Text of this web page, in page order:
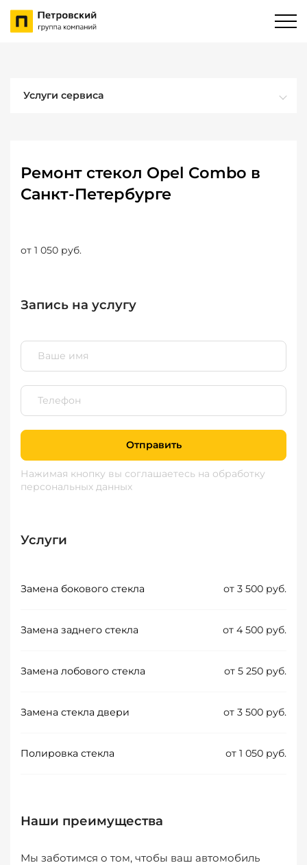
Услуги сервиса
Ремонт стекол Opel Combo в
Санкт-Петербурге
от 1 050 руб.
Запись на услугу
Отправить
Нажимая кнопку вы соглашаетесь на обработку
персональных данных
Услуги
Замена бокового стекла от 3 500 руб.
Замена заднего стекла от 4 500 руб.
Замена лобового стекла от 5 250 руб.
Замена стекла двери от 3 500 руб.
Полировка стекла от 1 050 руб.
Наши преимущества
Мы заботимся о том, чтобы ваш автомобиль